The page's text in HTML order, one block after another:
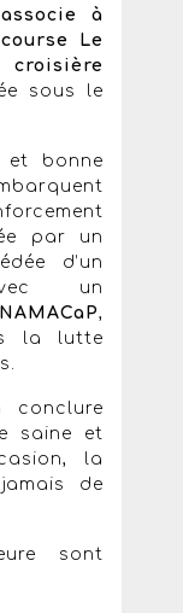
à
Le
croisière
sous le
et bonne
par un
d’un
un
,
la lutte
conclure
saine et
la
de
sont